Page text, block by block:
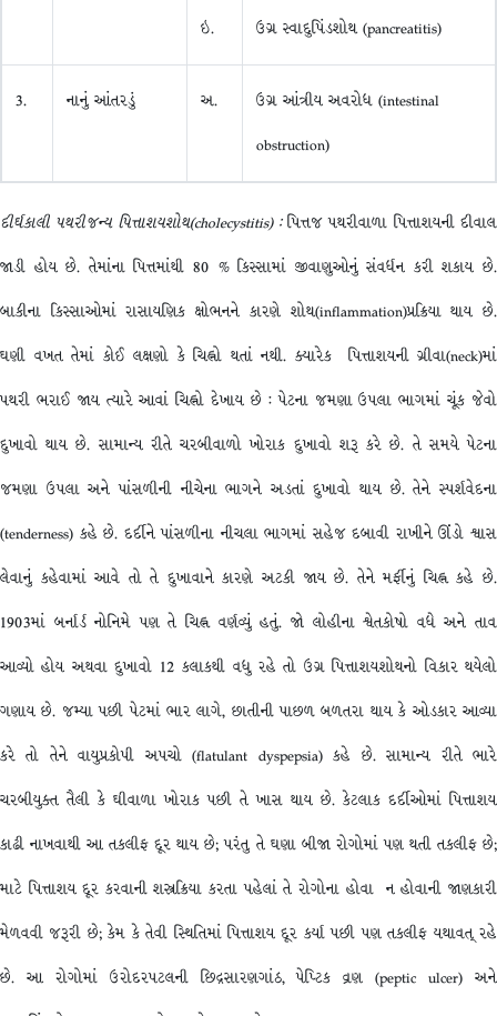
ઇ. ઉગ્ર સ્વાદુપિંડશોથ (pancreatitis)
3. નાનું આંતરડું અ.
ઉગ્ર આંત્રીય અવરોધ (intestinal
obstruction)
દીર્ઘકાલી પથરીજન્ય પિત્તાશયશોથ(cholecystitis) :પિત્તજ પથરીવાળા પિત્તાશયની દીવાલ
જાડી હોય છે. તેમાંના પિત્તમાંથી 80 % કિસ્સામાં જીવાણુઓનું સંવર્ધન કરી શકાય છે.
બાકીના કિસ્સાઓમાં રાસાયણિક ક્ષોભનને કારણે શોથ(inflammation)પ્રક્રિયા થાય છે.
ઘણી વખત તેમાં કોઈ લક્ષણો કે ચિહ્નો થતાં નથી. ક્યારેક પિત્તાશયની ગ્રીવા(neck)માં
પથરી ભરાઈ જાય ત્યારે આવાં ચિહ્નો દેખાય છે : પેટના જમણા ઉપલા ભાગમાં ચૂંક જેવો
દુખાવો થાય છે. સામાન્ય રીતે ચરબીવાળો ખોરાક દુખાવો શરૂ કરે છે. તે સમયે પેટના
જમણા ઉપલા અને પાંસળીની નીચેના ભાગને અડતાં દુખાવો થાય છે. તેને સ્પર્શવેદના
(tenderness) કહે છે. દર્દીને પાંસળીના નીચલા ભાગમાં સહેજ દબાવી રાખીને ઊંડો શ્વાસ
લેવાનું કહેવામાં આવે તો તે દુખાવાને કારણે અટકી જાય છે. તેને મર્ફીનું ચિહ્ન કહે છે.
1903માં બર્નાર્ડ નોનિમે પણ તે ચિહ્ન વર્ણવ્યું હતું. જો લોહીના શ્વેતકોષો વધે અને તાવ
આવ્યો હોય અથવા દુખાવો 12 કલાકથી વધુ રહે તો ઉગ્ર પિત્તાશયશોથનો વિકાર થયેલો
ગણાય છે. જમ્યા પછી પેટમાં ભાર લાગે, છાતીની પાછળ બળતરા થાય કે ઓડકાર આવ્યા
કરે તો તેને વાયુપ્રકોપી અપચો (flatulant dyspepsia) કહે છે. સામાન્ય રીતે ભારે
ચરબીયુક્ત તૈલી કે ઘીવાળા ખોરાક પછી તે ખાસ થાય છે. કેટલાક દર્દીઓમાં પિત્તાશય
કાઢી નાખવાથી આ તકલીફ દૂર થાય છે; પરંતુ તે ઘણા બીજા રોગોમાં પણ થતી તકલીફ છે;
માટે પિત્તાશય દૂર કરવાની શસ્ત્રક્રિયા કરતા પહેલાં તે રોગોના હોવા ન હોવાની જાણકારી
મેળવવી જરૂરી છે; કેમ કે તેવી સ્થિતિમાં પિત્તાશય દૂર કર્યા પછી પણ તકલીફ યથાવત્ રહે
છે. આ રોગોમાં ઉરોદરપટલની છિદ્રસારણગાંઠ, પેપ્ટિક વ્રણ (peptic ulcer) અને